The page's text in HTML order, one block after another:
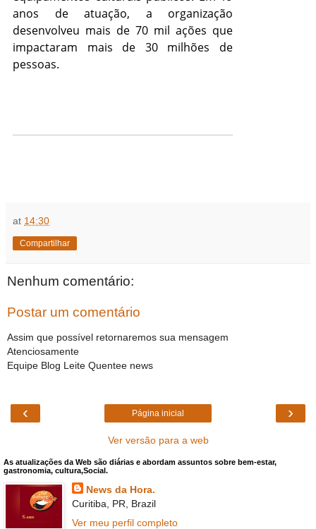
anos de atuação, a organização
desenvolveu mais de 70 mil ações que
impactaram mais de 30 milhões de
pessoas.
at 14:30
Compartilhar
Nenhum comentário:
Postar um comentário
Assim que possível retornaremos sua mensagem
Atenciosamente
Equipe Blog Leite Quentee news
‹ ›
Página inicial
Ver versão para a web
As atualizações da Web são diárias e abordam assuntos sobre bem-estar,
gastronomia, cultura,Social.
News da Hora.
Curitiba, PR, Brazil
Ver meu perfil completo